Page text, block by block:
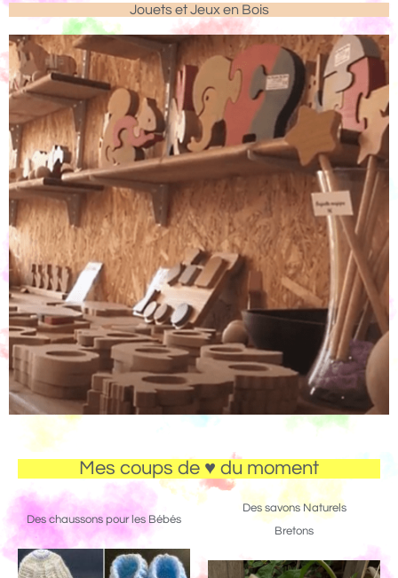
Jouets et Jeux en Bois
Mes coups de ♥ du moment
Des chaussons pour les Bébés
Des savons Naturels
Bretons